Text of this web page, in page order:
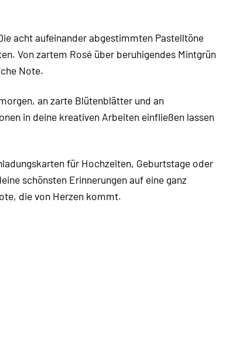
acht aufeinander abgestimmten Pastelltöne
Von zartem Rosé über beruhigendes Mintgrün
Note.
an zarte Blütenblätter und an
in deine kreativen Arbeiten einfließen lassen
für Hochzeiten, Geburtstage oder
schönsten Erinnerungen auf eine ganz
die von Herzen kommt.